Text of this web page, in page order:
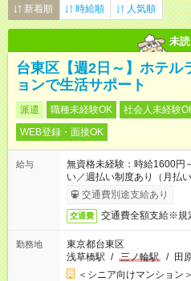
新着順 時給順 人気順
未読
台東区【週2日～】ホテル
ョンで生活サポート
派遣 職種未経験OK 社会人未経験
WEB登録・面接OK
給与
無資格未経験：時給1600
い／週払い制度あり（月払
完了次第のお支払いとなりま
交通費別途支給あり
交通費 交通費全額支給※規
勤務地
東京都台東区
浅草橋駅 / 三ノ輪駅 / 田
＜シニア向けマンション＞